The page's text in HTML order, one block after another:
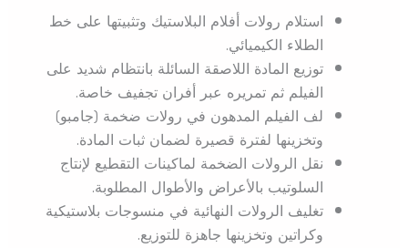
استلام رولات أفلام البلاستيك وتثبيتها على خط
الطلاء الكيميائي.
توزيع المادة اللاصقة السائلة بانتظام شديد على
الفيلم ثم تمريره عبر أفران تجفيف خاصة.
لف الفيلم المدهون في رولات ضخمة (جامبو)
وتخزينها لفترة قصيرة لضمان ثبات المادة.
نقل الرولات الضخمة لماكينات التقطيع لإنتاج
السلوتيب بالأعراض والأطوال المطلوبة.
تغليف الرولات النهائية في منسوجات بلاستيكية
وكراتين وتخزينها جاهزة للتوزيع.